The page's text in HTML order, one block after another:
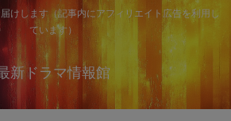
けします（記事内にアフィリエイト広告を利用し
ています）
新ドラマ情報館